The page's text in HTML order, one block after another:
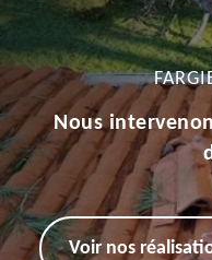
Nous
Voir nos